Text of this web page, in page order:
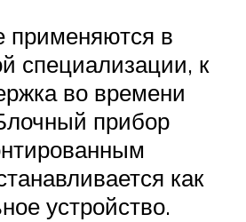
применяются в
специализации, к
во времени
прибор
как
устройство.